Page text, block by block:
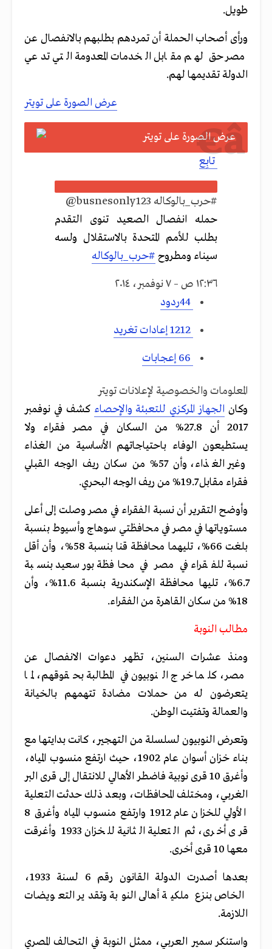
طويل.
ورأى أصحاب الحملة أن تمردهم بطلبهم بالانفصال عن
مصر حق لهم مقابل الخدمات المعدومة التي تدعي
الدولة تقديمها لهم.
عرض الصورة على تويتر
تابِع
#حرب_بالوكاله @busnesonly123
حمله انفصال الصعيد تنوى التقدم
بطلب للأمم المتحدة بالاستقلال ولسه
سيناء ومطروح #حرب_بالوكاله
١٢:٣٦ ص – ٧ نوفمبر، ٢٠١٤
44ردود
1212 إعادات تغريد
66 إعجابات
المعلومات والخصوصية لإعلانات تويتر
وكان الجهاز المركزي للتعبئة والإحصاء كشف في نوفمبر
2017 أن 27.8% من السكان في مصر فقراء ولا
يستطيعون الوفاء باحتياجاتهم الأساسية من الغذاء
وغير الغذاء، وأن 57% من سكان ريف الوجه القبلي
فقراء مقابل 19.7% من ريف الوجه البحري.
وأوضح التقرير أن نسبة الفقراء في مصر وصلت إلى أعلى
مستوياتها في مصر في محافظتي سوهاج وأسيوط بنسبة
بلغت 66%، تليهما محافظة قنا بنسبة 58%، وأن أقل
نسبة للفقراء في مصر في محافظة بورسعيد بنسبة
6.7%، تليها محافظة الإسكندرية بنسبة 11.6%، وأن
18% من سكان القاهرة من الفقراء.
مطالب النوبة
ومنذ عشرات السنين، تظهر دعوات الانفصال عن
مصر، كلما خرج النوبيون في المطالبة بحقوقهم، لما
يتعرضون له من حملات مضادة تتهمهم بالخيانة
والعمالة وتفتيت الوطن.
وتعرض النوبيون لسلسلة من التهجير، كانت بدايتها مع
بناء خزان أسوان عام 1902، حيث ارتفع منسوب المياه،
وأغرق 10 قرى نوبية فاضطر الأهالي للانتقال إلى قرى البر
الغربي، ومختلف المحافظات، وبعد ذلك حدثت التعلية
الأولي للخزان عام 1912 وارتفع منسوب المياه وأغرق 8
قرى أخرى، ثم التعلية الثانية للخزان 1933 وأغرقت
معها 10 قرى أخرى.
بعدها أصدرت الدولة القانون رقم 6 لسنة 1933،
الخاص بنزع ملكية أهالى النوبة وتقدير التعويضات
اللازمة.
واستنكر سمير العربي، ممثل النوبة في التحالف المصري